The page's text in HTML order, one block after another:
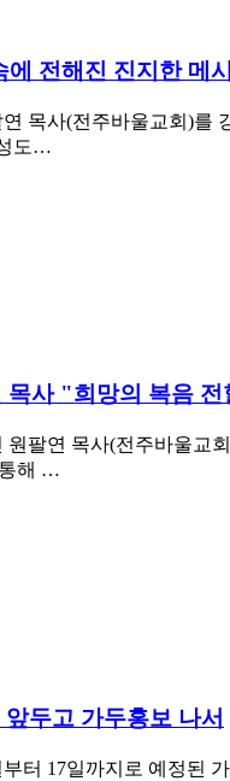
전해진 진지한 메
목사(전주바울교회)를
도…
목사 "희망의 복음
원팔연 목사(전주바울
통해 …
두고 가두홍보 나서
터 17일까지로 예정된